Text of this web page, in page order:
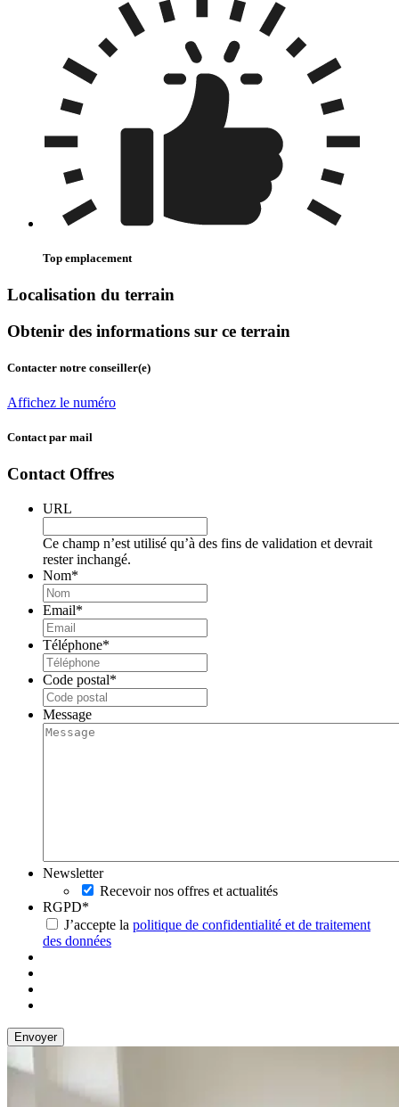
Top emplacement
Localisation du terrain
Obtenir des informations sur ce terrain
Contacter notre conseiller(e)
Affichez le numéro
Contact par mail
Contact Offres
URL
Ce champ n’est utilisé qu’à des fins de validation et devrait
rester inchangé.
Nom*
Email*
Téléphone*
Code postal*
Message
Newsletter
Recevoir nos offres et actualités
RGPD*
J’accepte la politique de confidentialité et de traitement
des données